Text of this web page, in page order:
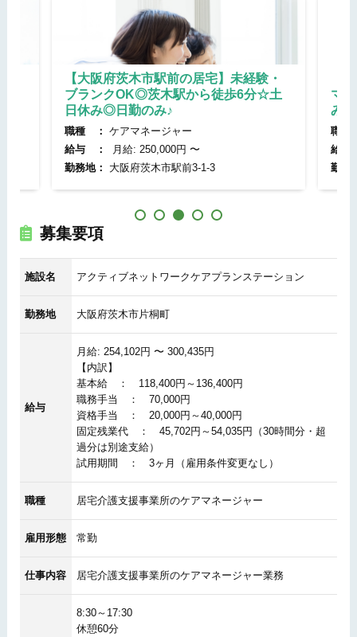
【大阪府茨木市駅前の居宅】未経験・
ブランクOK◎茨木駅から徒歩6分☆土
日休み◎日勤のみ♪
職種 ： ケアマネージャー
給与 ：
月給: 250,000円 〜
勤務地：
大阪府茨木市駅前3-1-3
マ
み◎
職
給
勤務
募集要項
施設名 アクティブネットワークケアプランステーション
勤務地 大阪府茨木市片桐町
給与
月給: 254,102円 〜 300,435円
【内訳】
基本給 ： 118,400円～136,400円
職務手当 ： 70,000円
資格手当 ： 20,000円～40,000円
固定残業代 ： 45,702円～54,035円（30時間分・超
過分は別途支給）
試用期間 ： 3ヶ月（雇用条件変更なし）
職種 居宅介護支援事業所のケアマネージャー
雇用形態 常勤
仕事内容 居宅介護支援事業所のケアマネージャー業務
8:30～17:30
休憩60分